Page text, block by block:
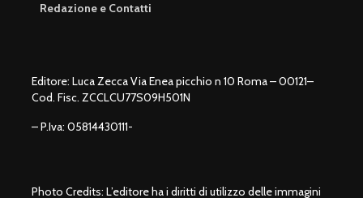
Redazione e Contatti
Editore: Luca Zecca Via Enea picchio n 10 Roma – 00121–
Cod. Fisc. ZCCLCU77S09H501N
– P.Iva: 05814430111-
Photo Credits: L’editore ha i diritti di utilizzo delle immagini